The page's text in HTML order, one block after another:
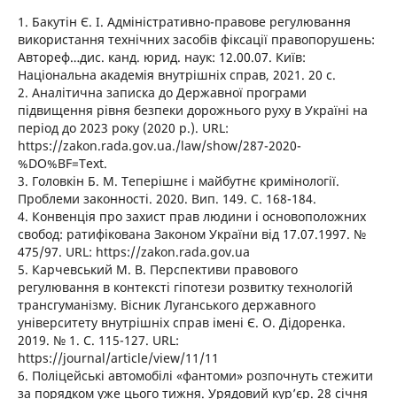
1. Бакутін Є. І. Адміністративно-правове регулювання
використання технічних засобів фіксації правопорушень:
Автореф…дис. канд. юрид. наук: 12.00.07. Київ:
Національна академія внутрішніх справ, 2021. 20 с.
2. Аналітична записка до Державної програми
підвищення рівня безпеки дорожнього руху в Україні на
період до 2023 року (2020 р.). URL:
https://zakon.rada.gov.ua./law/show/287-2020-
%DO%BF=Text.
3. Головкін Б. М. Теперішнє і майбутнє кримінології.
Проблеми законності. 2020. Вип. 149. С. 168-184.
4. Конвенція про захист прав людини і основоположних
свобод: ратифікована Законом України від 17.07.1997. №
475/97. URL: https://zakon.rada.gov.ua
5. Карчевський М. В. Перспективи правового
регулювання в контексті гіпотези розвитку технологій
трансгуманізму. Вісник Луганського державного
університету внутрішніх справ імені Є. О. Дідоренка.
2019. № 1. С. 115-127. URL:
https://journal/article/view/11/11
6. Поліцейські автомобілі «фантоми» розпочнуть стежити
за порядком уже цього тижня. Урядовий кур’єр. 28 січня